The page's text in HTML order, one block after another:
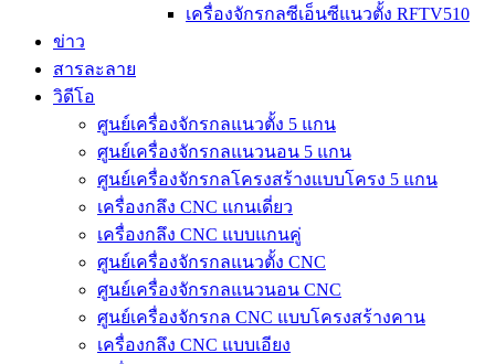
เครื่องจักรกลซีเอ็นซีแนวตั้ง RFTV510
ข่าว
สารละลาย
วิดีโอ
ศูนย์เครื่องจักรกลแนวตั้ง 5 แกน
ศูนย์เครื่องจักรกลแนวนอน 5 แกน
ศูนย์เครื่องจักรกลโครงสร้างแบบโครง 5 แกน
เครื่องกลึง CNC แกนเดี่ยว
เครื่องกลึง CNC แบบแกนคู่
ศูนย์เครื่องจักรกลแนวตั้ง CNC
ศูนย์เครื่องจักรกลแนวนอน CNC
ศูนย์เครื่องจักรกล CNC แบบโครงสร้างคาน
เครื่องกลึง CNC แบบเอียง